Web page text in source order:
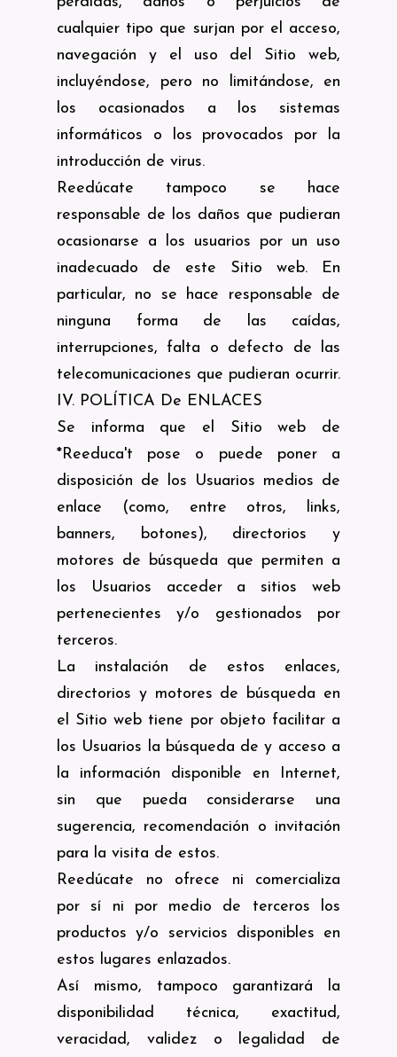
cualquier tipo que surjan por el acceso,
navegación y el uso del Sitio web,
incluyéndose, pero no limitándose, en
los ocasionados a los sistemas
informáticos o los provocados por la
introducción de virus.
Reedúcate tampoco se hace
responsable de los daños que pudieran
ocasionarse a los usuarios por un uso
inadecuado de este Sitio web. En
particular, no se hace responsable de
ninguna forma de las caídas,
interrupciones, falta o defecto de las
telecomunicaciones que pudieran ocurrir.
IV. POLÍTICA De ENLACES
Se informa que el Sitio web de
*Reeduca't pose o puede poner a
disposición de los Usuarios medios de
enlace (como, entre otros, links,
banners, botones), directorios y
motores de búsqueda que permiten a
los Usuarios acceder a sitios web
pertenecientes y/o gestionados por
terceros.
La instalación de estos enlaces,
directorios y motores de búsqueda en
el Sitio web tiene por objeto facilitar a
los Usuarios la búsqueda de y acceso a
la información disponible en Internet,
sin que pueda considerarse una
sugerencia, recomendación o invitación
para la visita de estos.
Reedúcate no ofrece ni comercializa
por sí ni por medio de terceros los
productos y/o servicios disponibles en
estos lugares enlazados.
Así mismo, tampoco garantizará la
disponibilidad técnica, exactitud,
veracidad, validez o legalidad de